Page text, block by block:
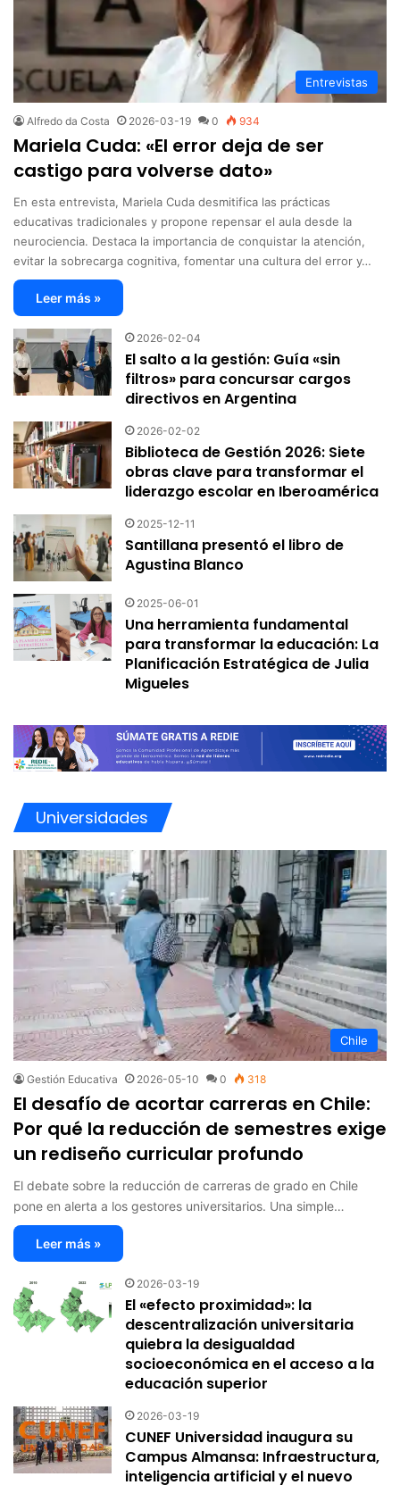
Aprendizaje basado en proyectos:
seminario internacional
01:10:36 2022-09-23
8
Cómo implementar el Aprendizaje
Basado en Proyectos (ABP) en mi
escuela
01:34:28 2021-08-25
9
Cómo tratar el bullying en la escuela -
María Zysman
01:29:332021-10-21
11
¡¡¡IMPERDIBLE TALLER!!! Escape
Maestro: Taller de Escape Room
Educativo por Marisa Conde.
01:43:042020-11-13
12
Educación y Pandemia: Estrategias de
Enseñanza con Rebeca Anijovich -
01:06:12 2021-06-22
13
Educación en pandemia. Desafíos y
2021-05-14
14
Uso seguro y responsable de Internet
para docentes
15
¡¡¡IMPERDIBLE TALLER!!! Escape
Maestro: Taller de Escape Room
Educativo por Marisa Conde.
01:43:04
metedológicas con Ruth Harf
01:51:45 2020-11-04
17
Gestión escolar en tiempos de
pandemia - Dra. Silvina Gvirtz
01:21:422020-09-22
Evaluación educativa ante los desafíos
de la nueva normalidad - Dra. Marta
Tenutto
19
“La Nueva Educación: centralidad en el
alumno – educación – carreras &
empleo“
20
Pandemia y Enseñanza de las Ciencias
21
2° Café con Directivos - con Mauro Di
María
01:38:00 2020-08-18
III Encuentro de Directivos de la Red
REDIE - Cómo abordar la segunda parte
del año.
02:20:322020-08-14
Entrevistas
Alfredo da Costa 2026-03-19 0 934
Mariela Cuda: «El error deja de ser
castigo para volverse dato»
En esta entrevista, Mariela Cuda desmitifica las prácticas
educativas tradicionales y propone repensar el aula desde la
neurociencia. Destaca la importancia de conquistar la atención,
evitar la sobrecarga cognitiva, fomentar una cultura del error y…
Leer más »
2026-02-04
El salto a la gestión: Guía «sin
filtros» para concursar cargos
directivos en Argentina
2026-02-02
Biblioteca de Gestión 2026: Siete
obras clave para transformar el
liderazgo escolar en Iberoamérica
2025-12-11
Santillana presentó el libro de
Agustina Blanco
2025-06-01
Una herramienta fundamental
para transformar la educación: La
Planificación Estratégica de Julia
Migueles
Universidades
Chile
Gestión Educativa 2026-05-10 0 318
El desafío de acortar carreras en Chile:
Por qué la reducción de semestres exige
un rediseño curricular profundo
El debate sobre la reducción de carreras de grado en Chile
pone en alerta a los gestores universitarios. Una simple…
Leer más »
2026-03-19
El «efecto proximidad»: la
descentralización universitaria
quiebra la desigualdad
socioeconómica en el acceso a la
educación superior
2026-03-19
CUNEF Universidad inaugura su
Campus Almansa: Infraestructura,
inteligencia artificial y el nuevo